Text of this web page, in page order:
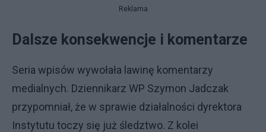
Reklama
Dalsze konsekwencje i komentarze
Seria wpisów wywołała lawinę komentarzy
medialnych. Dziennikarz WP Szymon Jadczak
przypomniał, że w sprawie działalności dyrektora
Instytutu toczy się już śledztwo. Z kolei